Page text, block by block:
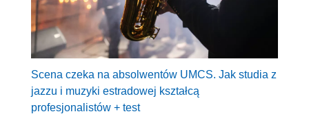
Scena czeka na absolwentów UMCS. Jak studia z
jazzu i muzyki estradowej kształcą
profesjonalistów + test